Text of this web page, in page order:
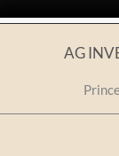
AG